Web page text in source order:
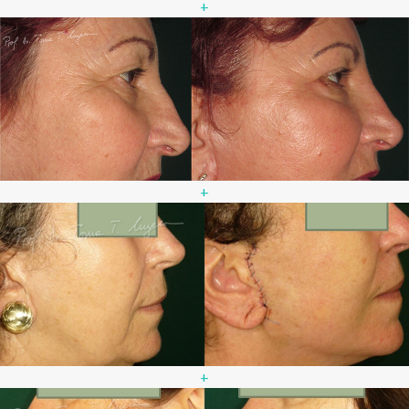
+
+
+